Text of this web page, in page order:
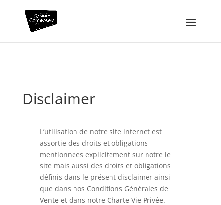
Disclaimer
L’utilisation de notre site internet est
assortie des droits et obligations
mentionnées explicitement sur notre le
site mais aussi des droits et obligations
définis dans le présent disclaimer ainsi
que dans nos Conditions Générales de
Vente et dans notre Charte Vie Privée.